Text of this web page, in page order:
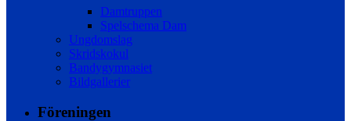
Damtruppen
Spelschema Dam
Ungdomslag
Skridskokul
Bandygymnasiet
Bildgallerier
Föreningen